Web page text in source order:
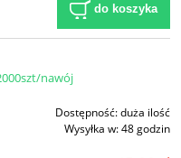
do koszyka
nawój
Dostępność:duża ilość
Wysyłka w:48 godzin